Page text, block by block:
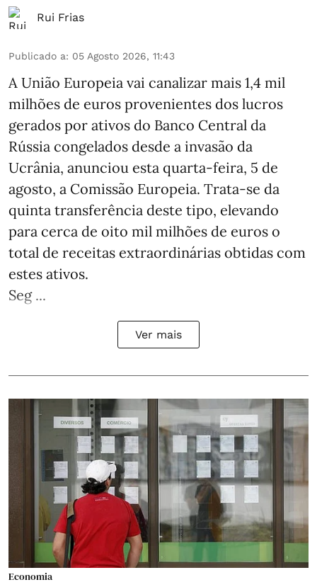
Rui Frias
Publicado a: 05 Agosto 2026, 11:43
A União Europeia vai canalizar mais 1,4 mil
milhões de euros provenientes dos lucros
gerados por ativos do Banco Central da
Rússia congelados desde a invasão da
Ucrânia, anunciou esta quarta-feira, 5 de
agosto, a Comissão Europeia. Trata-se da
quinta transferência deste tipo, elevando
para cerca de oito mil milhões de euros o
total de receitas extraordinárias obtidas com
estes ativos.
Seg ...
Ver mais
Economia